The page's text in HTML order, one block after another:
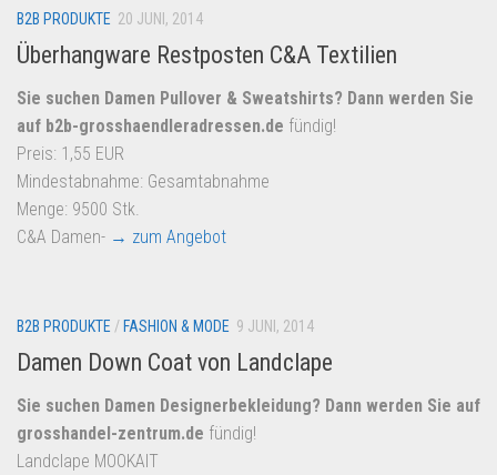
B2B PRODUKTE 20 JUNI, 2014
Überhangware Restposten C&A Textilien
Sie suchen Damen Pullover & Sweatshirts? Dann werden Sie
auf b2b-grosshaendleradressen.de fündig!
Preis: 1,55 EUR
Mindestabnahme: Gesamtabnahme
Menge: 9500 Stk.
C&A Damen- → zum Angebot
B2B PRODUKTE / FASHION & MODE 9 JUNI, 2014
Damen Down Coat von Landclape
Sie suchen Damen Designerbekleidung? Dann werden Sie auf
grosshandel-zentrum.de fündig!
Landclape MOOKAIT